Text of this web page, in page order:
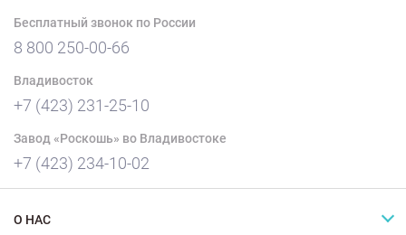
Бесплатный звонок по России
8 800 250-00-66
Владивосток
+7 (423) 231-25-10
Завод «Роскошь» во Владивостоке
+7 (423) 234-10-02
О НАС